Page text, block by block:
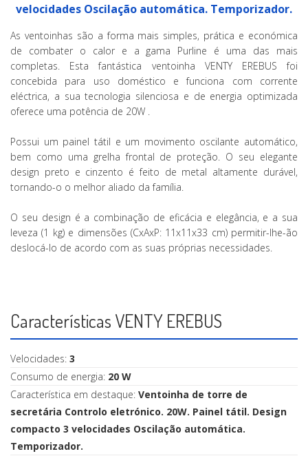
velocidades Oscilação automática. Temporizador.
As ventoinhas são a forma mais simples, prática e económica
de combater o calor e a gama Purline é uma das mais
completas. Esta fantástica ventoinha VENTY EREBUS foi
concebida para uso doméstico e funciona com corrente
eléctrica, a sua tecnologia silenciosa e de energia optimizada
oferece uma potência de 20W .
Possui um painel tátil e um movimento oscilante automático,
bem como uma grelha frontal de proteção. O seu elegante
design preto e cinzento é feito de metal altamente durável,
tornando-o o melhor aliado da família.
O seu design é a combinação de eficácia e elegância, e a sua
leveza (1 kg) e dimensões (CxAxP: 11x11x33 cm) permitir-lhe-ão
deslocá-lo de acordo com as suas próprias necessidades.
Características VENTY EREBUS
Velocidades: 3
Consumo de energia: 20 W
Característica em destaque: Ventoinha de torre de
secretária Controlo eletrónico. 20W. Painel tátil. Design
compacto 3 velocidades Oscilação automática.
Temporizador.